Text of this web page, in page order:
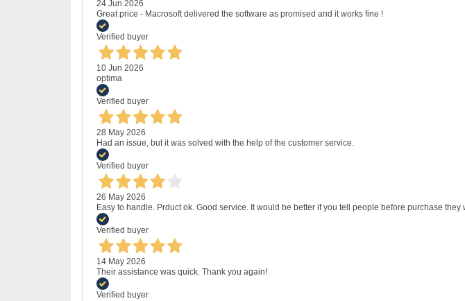
24 Jun 2026
Great price - Macrosoft delivered the software as promised and it works fine !
Verified buyer
10 Jun 2026
optima
Verified buyer
28 May 2026
Had an issue, but it was solved with the help of the customer service.
Verified buyer
26 May 2026
Easy to handle. Prduct ok. Good service. It would be better if you tell people before purchase
Verified buyer
14 May 2026
Their assistance was quick. Thank you again!
Verified buyer